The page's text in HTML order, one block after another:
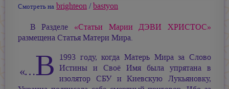
Смотреть на brighteon /bastyon
В Разделе «Статьи Марии ДЭВИ ХРИСТОС»
размещена Статья Матери Мира.
«…В 1993 году, когда Матерь Мира за Слово
Истины и Своё Имя была упрятана в
изолятор СБУ и Киевскую Лукьяновку,